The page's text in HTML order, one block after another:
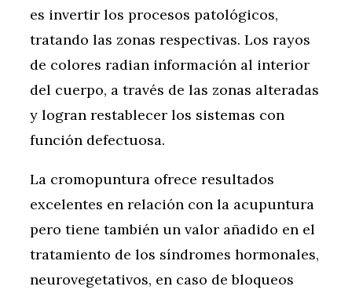
es invertir los procesos patológicos,
tratando las zonas respectivas. Los rayos
de colores radian información al interior
del cuerpo, a través de las zonas alteradas
y logran restablecer los sistemas con
función defectuosa.
La cromopuntura ofrece resultados
excelentes en relación con la acupuntura
pero tiene también un valor añadido en el
tratamiento de los síndromes hormonales,
neurovegetativos, en caso de bloqueos